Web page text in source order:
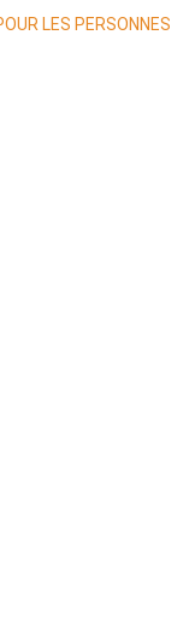
LES PERSONNES